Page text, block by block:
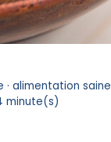
alimentation saine
minute(s)